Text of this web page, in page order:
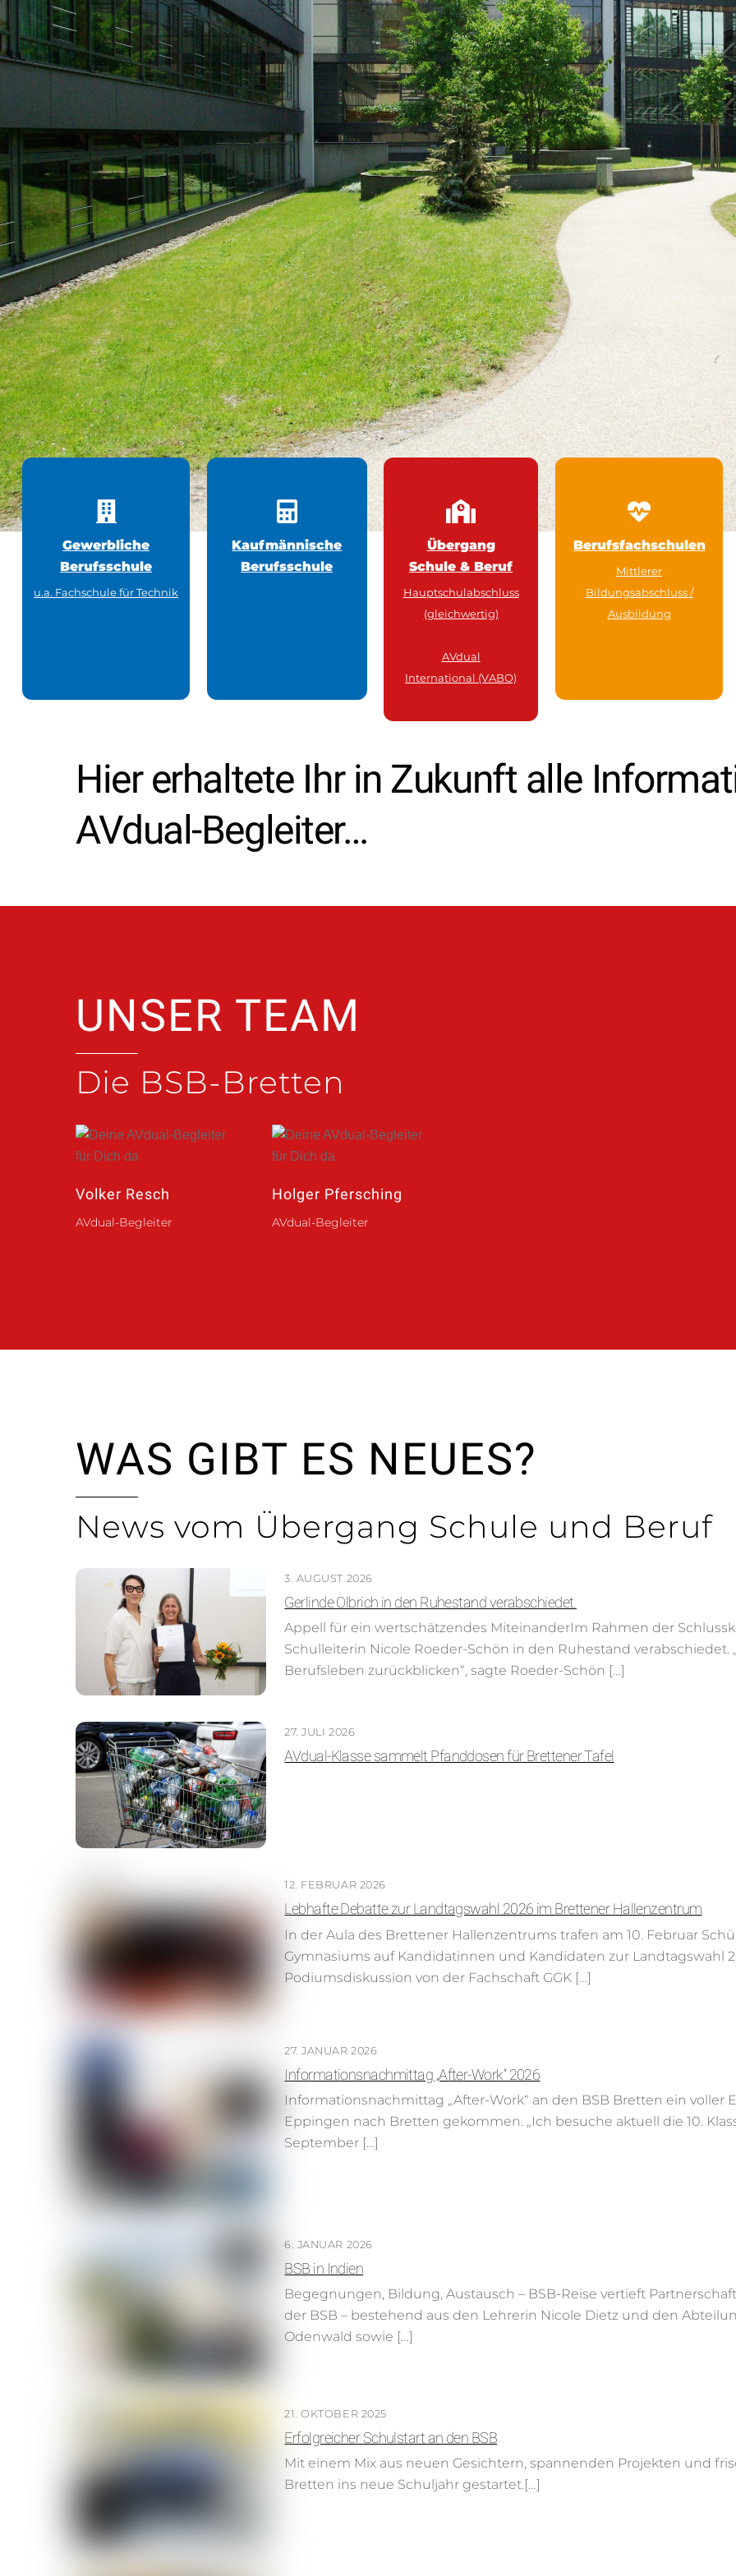
Gewerbliche
Berufsschule
u.a. Fachschule für Technik
Kaufmännische
Berufsschule
Übergang
Schule & Beruf
Hauptschulabschluss
(gleichwertig)
AVdual
International (VABO)
Berufsfachschulen
Mittlerer
Bildungsabschluss /
Ausbildung
Hier erhaltete Ihr in Zukunft alle
AVdual-Begleiter…
UNSER TEAM
Die BSB-Bretten
Volker Resch
AVdual-Begleiter
Holger Pfersching
AVdual-Begleiter
WAS GIBT ES NEUES?
News vom Übergang Schule und Beruf
3. AUGUST 2026
Gerlinde Olbrich in den Ruhestand verabschiedet.
Appell für ein wertschätzendes MiteinanderIm Rahmen der
Schulleiterin Nicole Roeder-Schön in den Ruhestand
Berufsleben zurückblicken“, sagte Roeder-Schön […]
27. JULI 2026
AVdual-Klasse sammelt Pfanddosen für Brettener Tafel
12. FEBRUAR 2026
Lebhafte Debatte zur Landtagswahl 2026 im Brettener Hallenzentrum
In der Aula des Brettener Hallenzentrums trafen am 10. Februar
Gymnasiums auf Kandidatinnen und Kandidaten zur Landtagswahl
Podiumsdiskussion von der Fachschaft GGK […]
27. JANUAR 2026
Informationsnachmittag „After-Work“ 2026
Informationsnachmittag „After-Work“ an den BSB Bretten ein voller
Eppingen nach Bretten gekommen. „Ich besuche aktuell die 10.
September […]
6. JANUAR 2026
BSB in Indien
Begegnungen, Bildung, Austausch – BSB-Reise vertieft
der BSB – bestehend aus den Lehrerin Nicole Dietz und den
Odenwald sowie […]
21. OKTOBER 2025
Erfolgreicher Schulstart an den BSB
Mit einem Mix aus neuen Gesichtern, spannenden Projekten und
Bretten ins neue Schuljahr gestartet.[…]